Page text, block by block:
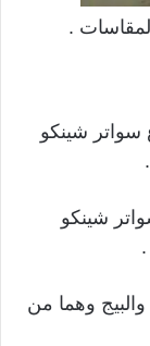
.
شينكو
شينكو
وهما من